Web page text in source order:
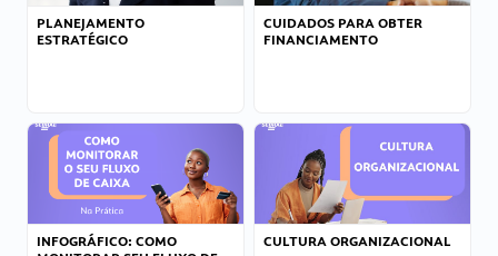
PLANEJAMENTO
ESTRATÉGICO
CUIDADOS PARA OBTER
FINANCIAMENTO
INFOGRÁFICO: COMO
CULTURA ORGANIZACIONAL